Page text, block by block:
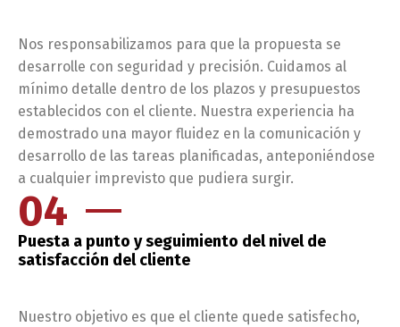
Nos responsabilizamos para que la propuesta se
desarrolle con seguridad y precisión. Cuidamos al
mínimo detalle dentro de los plazos y presupuestos
establecidos con el cliente. Nuestra experiencia ha
demostrado una mayor fluidez en la comunicación y
desarrollo de las tareas planificadas, anteponiéndose
a cualquier imprevisto que pudiera surgir.
04
Puesta a punto y seguimiento del nivel de
satisfacción del cliente
Nuestro objetivo es que el cliente quede satisfecho,